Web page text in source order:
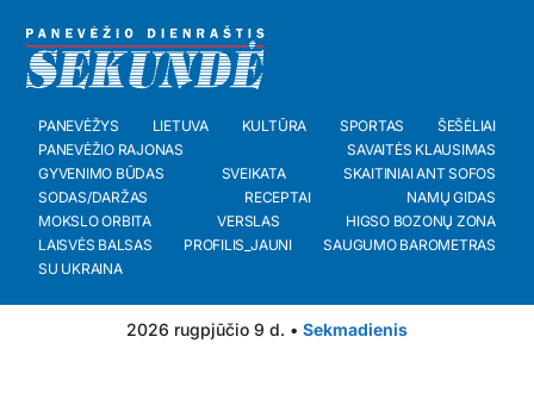
PANEVĖŽYS LIETUVA KULTŪRA SPORTAS
ŠEŠĖLIAI
PANEVĖŽIO RAJONAS
SAVAITĖS KLAUSIMAS
GYVENIMO BŪDAS
SVEIKATA
SKAITINIAI ANT SOFOS
SODAS/DARŽAS
RECEPTAI
NAMŲ GIDAS
MOKSLO ORBITA
VERSLAS
HIGSO BOZONŲ ZONA
LAISVĖS BALSAS
PROFILIS_JAUNI
SAUGUMO BAROMETRAS
SU UKRAINA
2026 rugpjūčio 9 d. • Sekmadienis